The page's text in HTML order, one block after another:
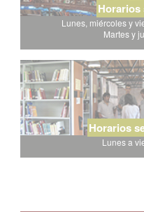
Horarios
Lunes, miércoles y
Martes y
Horarios
Lunes a